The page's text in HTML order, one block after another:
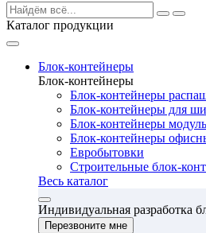
Каталог продукции
Блок-контейнеры
Блок-контейнеры
Блок-контейнеры
Блок-контейнеры для
Блок-контейнеры
Блок-контейнеры
Евробытовки
Строительные блок-
Весь каталог
Индивидуальная разработка
Перезвоните мне